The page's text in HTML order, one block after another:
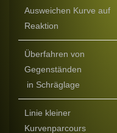
Ausweichen Kurve auf
Reaktion
Überfahren von
Gegenständen
in Schräglage
Linie kleiner
Kurvenparcours